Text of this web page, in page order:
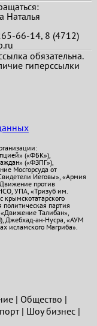
Наталья
66-14, 8 (4712)
обязательна.
гиперссылки
(«ФБК»),
(«ФЗПГ»),
Мосгорсуда от
Иеговы», «Армия
против
УПА, «Тризуб им.
политическая партия
Талибан»,
Джебхад-ан-Нусра, «АУМ
исламского Магриба».
| Общество |
| Шоу бизнес|